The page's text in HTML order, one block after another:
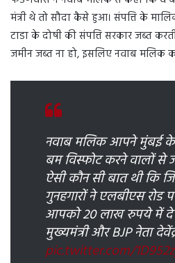
मंत्री थे तो सौदा कैसे हुआ। संपत्ति के
टाडा के दोषी की संपत्ति सरकार जब्त
जमीन जब्त ना हो, इसलिए नवाब मलिक
नवाब मलिक आपने मुंबई के
बम विस्फोट करने वालों से
ऐसी कौन सी बात थी कि
गुनहगारों ने एलबीएस रोड
आपको 20 लाख रुपये में दे
मुख्यमंत्री और BJP नेता
pic.twitter.com/